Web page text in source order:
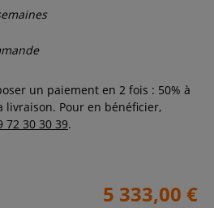
un paiement en 2 fois : 50% à
livraison. Pour en bénéficier,
72 30 30 39.
5 333,00 €